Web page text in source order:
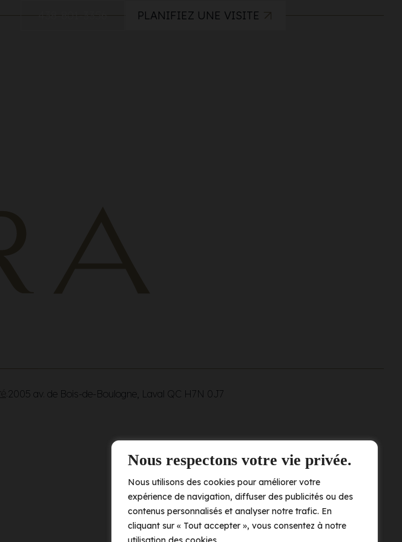
Nous respectons votre vie privée.
Nous utilisons des cookies pour améliorer votre
expérience de navigation, diffuser des publicités ou des
contenus personnalisés et analyser notre trafic. En
cliquant sur « Tout accepter », vous consentez à notre
PLANIFIEZ UNE VISITE
2005 av. de Bois-de-Boulogne, Laval QC H7N 0J7